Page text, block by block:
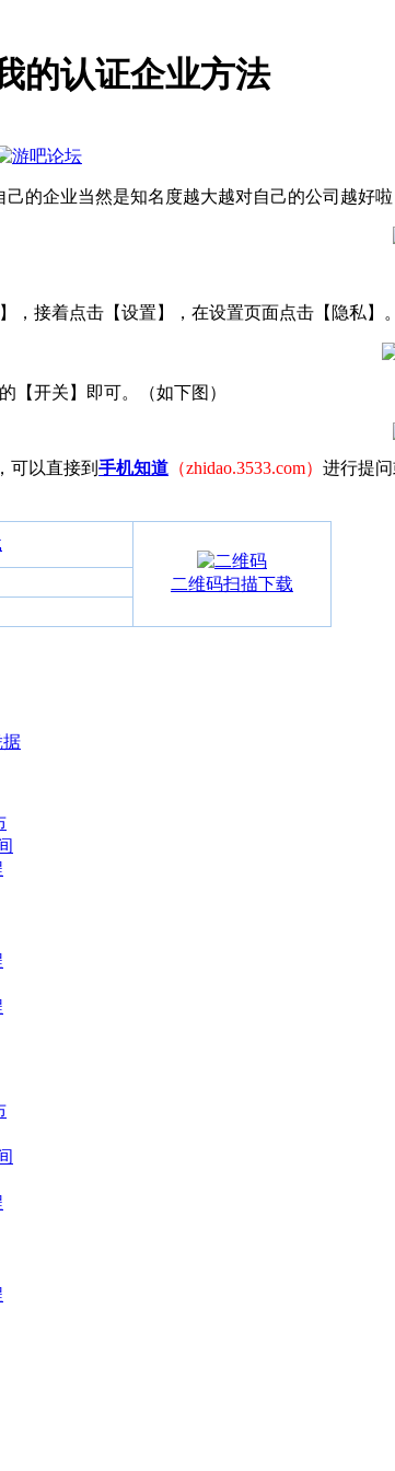
的认证企业方法
己的企业当然是知名度越大越对自己的公司越好
，接着点击【设置】，在设置页面点击【隐私】
【开关】即可。（如下图）
可以直接到 手机知道 （zhidao.3533.com） 进行提
二维码扫描下载
据